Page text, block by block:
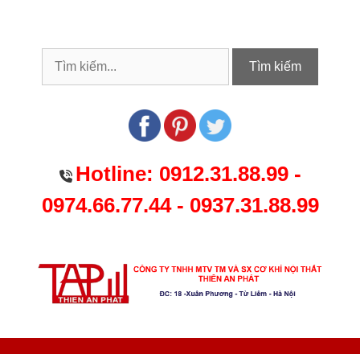
Tìm kiếm
Hotline: 0912.31.88.99-
0974.66.77.44- 0937.31.88.99